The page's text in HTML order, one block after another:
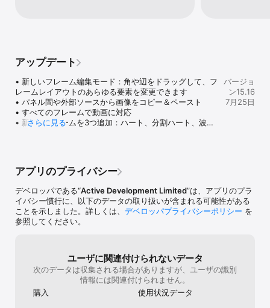
• 高解像度エクスポートとソーシャルアプリへの簡単な共有
• iPadで写真をドラッグ＆ドロップして高速編集
ドをサポート
最適な用途
• デジタルスクラップブック＆思い出帳
• Instagram、TikTok、Threadsの投稿
• 印刷レイアウト＆フォトブック
クリエイターに愛されています
- Wired App Guideで9/10
- 世界中のクリエイター、家族、写真家に信頼されています。
利用規約：https://activedevelopment.co.nz/terms-conditions/
アップデート
• 新しいフレーム編集モード：角や辺をドラッグして、フ
レームレイアウトのあらゆる要素を変更できます
• パネル間や外部ソースから画像をコピー＆ペースト
• すべてのフレームで動画に対応
• 新しいフレームを3つ追加：ハート、分割ハート、波線
さらに見る
バージョ
ン15.16
7月25日
アプリのプライバシー
デベロッパである“Active Development Limited”は、アプリのプラ
イバシー慣行に、以下のデータの取り扱いが含まれる可能性がある
ことを示しました。詳しくは、 デベロッパプライバシーポリシー を
参照してください。
ユーザに関連付けられないデータ
次のデータは収集される場合がありますが、ユーザの識別
情報には関連付けられません。
購入
使用状況データ